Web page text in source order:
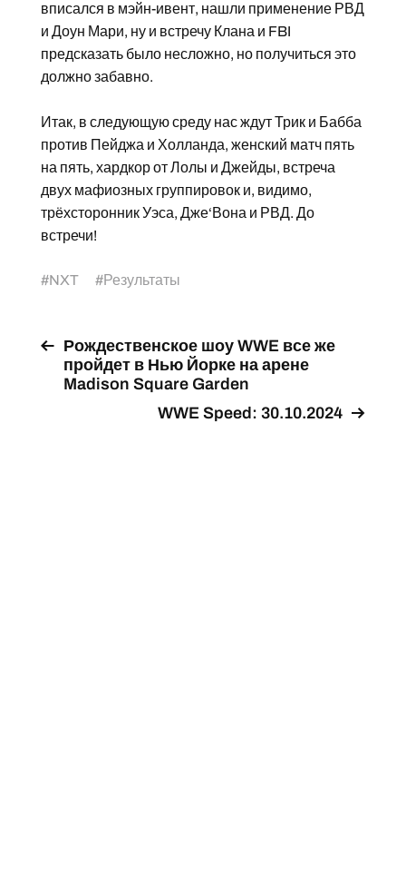
вписался в мэйн-ивент, нашли применение РВД
и Доун Мари, ну и встречу Клана и FBI
предсказать было несложно, но получиться это
должно забавно.
Итак, в следующую среду нас ждут Трик и Бабба
против Пейджа и Холланда, женский матч пять
на пять, хардкор от Лолы и Джейды, встреча
двух мафиозных группировок и, видимо,
трёхсторонник Уэса, Дже‘Вона и РВД. До
встречи!
#NXT #Результаты
Рождественское шоу WWE все же
пройдет в Нью Йорке на арене
Madison Square Garden
WWE Speed: 30.10.2024